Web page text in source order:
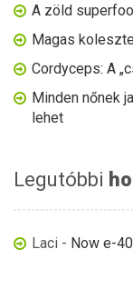
A zöld
Magas
Cordyceps: A
Minden nőnek
lehet
Legutóbbi
Laci - Now e-